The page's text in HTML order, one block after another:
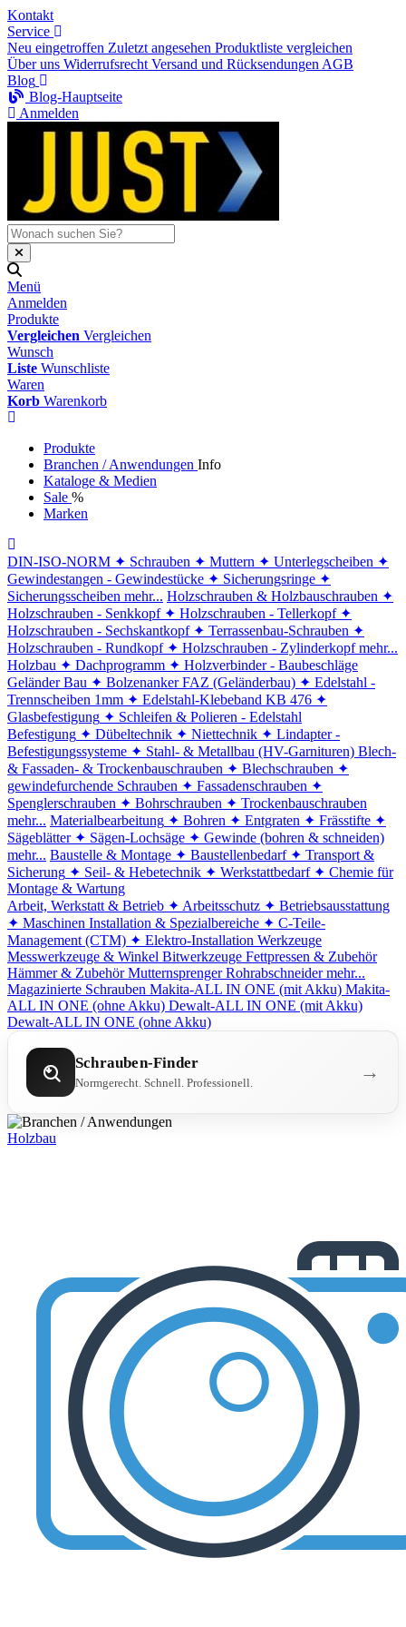
Kontakt
Service
Neu eingetroffen Zuletzt angesehen Produktliste vergleichen
Über uns Widerrufsrecht Versand und Rücksendungen AGB
Blog
Blog-Hauptseite
Anmelden
Menü
Anmelden
Produkte
Vergleichen Vergleichen
Wunsch
Liste Wunschliste
Waren
Korb Warenkorb
Produkte
Branchen / Anwendungen Info
Kataloge & Medien
Sale %
Marken
DIN-ISO-NORM ✦ Schrauben ✦ Muttern ✦ Unterlegscheiben ✦
Gewindestangen - Gewindestücke ✦ Sicherungsringe ✦
Sicherungsscheiben mehr... Holzschrauben & Holzbauschrauben ✦
Holzschrauben - Senkkopf ✦ Holzschrauben - Tellerkopf ✦
Holzschrauben - Sechskantkopf ✦ Terrassenbau-Schrauben ✦
Holzschrauben - Rundkopf ✦ Holzschrauben - Zylinderkopf mehr...
Holzbau ✦ Dachprogramm ✦ Holzverbinder - Baubeschläge
Geländer Bau ✦ Bolzenanker FAZ (Geländerbau) ✦ Edelstahl -
Trennscheiben 1mm ✦ Edelstahl-Klebeband KB 476 ✦
Glasbefestigung ✦ Schleifen & Polieren - Edelstahl
Befestigung ✦ Dübeltechnik ✦ Niettechnik ✦ Lindapter -
Befestigungssysteme ✦ Stahl- & Metallbau (HV-Garnituren) Blech-
& Fassaden- & Trockenbauschrauben ✦ Blechschrauben ✦
gewindefurchende Schrauben ✦ Fassadenschrauben ✦
Spenglerschrauben ✦ Bohrschrauben ✦ Trockenbauschrauben
mehr... Materialbearbeitung ✦ Bohren ✦ Entgraten ✦ Frässtifte ✦
Sägeblätter ✦ Sägen-Lochsäge ✦ Gewinde (bohren & schneiden)
mehr... Baustelle & Montage ✦ Baustellenbedarf ✦ Transport &
Sicherung ✦ Seil- & Hebetechnik ✦ Werkstattbedarf ✦ Chemie für
Montage & Wartung
Arbeit, Werkstatt & Betrieb ✦ Arbeitsschutz ✦ Betriebsausstattung
✦ Maschinen Installation & Spezialbereiche ✦ C-Teile-
Management (CTM) ✦ Elektro-Installation Werkzeuge
Messwerkzeuge & Winkel Bitwerkzeuge Fettpressen & Zubehör
Hämmer & Zubehör Mutternsprenger Rohrabschneider mehr...
Magazinierte Schrauben Makita-ALL IN ONE (mit Akku) Makita-
ALL IN ONE (ohne Akku) Dewalt-ALL IN ONE (mit Akku)
Dewalt-ALL IN ONE (ohne Akku)
Schrauben-Finder
Normgerecht. Schnell. Professionell. →
Holzbau